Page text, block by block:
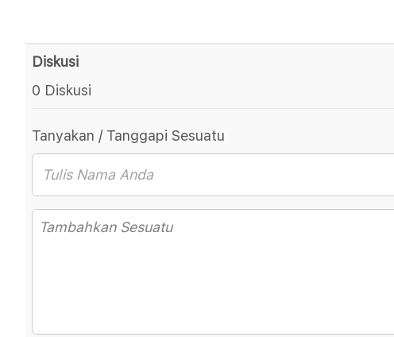
Diskusi
0 Diskusi
Tanyakan / Tanggapi Sesuatu